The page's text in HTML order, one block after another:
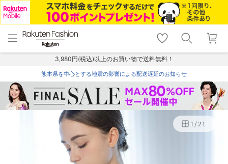
menu home
トップ
shopping_cart lock_outline
ログイン
3,980円(税込)以上のお買い物で送料無料！
熊本県を中心とする地震の影響による配送遅延のお知らせ
1/21